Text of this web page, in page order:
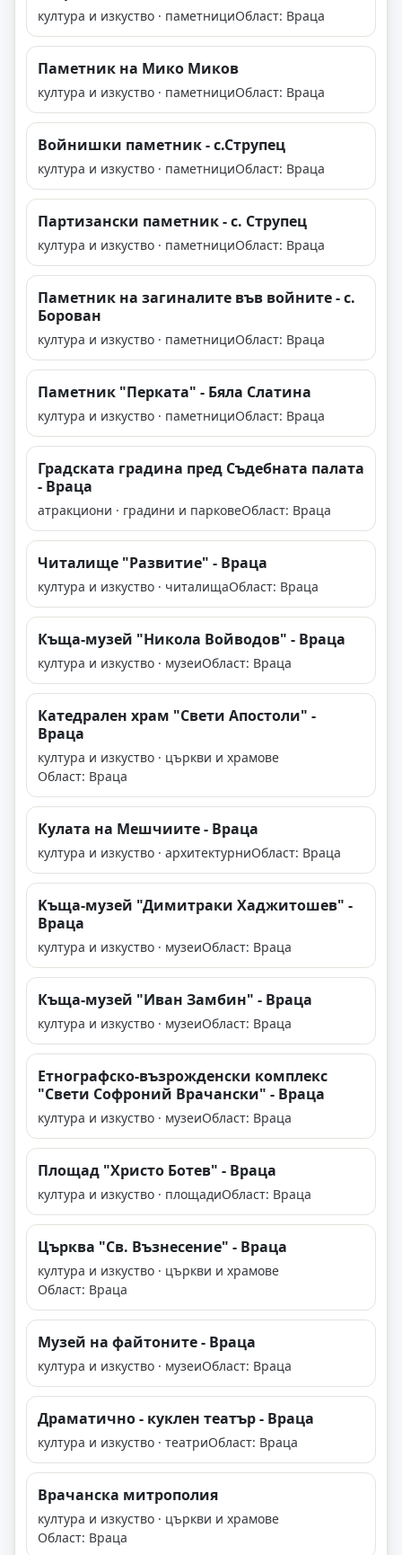
култура и изкуство · паметнициОбласт: Враца
Паметник на Мико Миков
култура и изкуство · паметнициОбласт: Враца
Войнишки паметник - с.Струпец
култура и изкуство · паметнициОбласт: Враца
Партизански паметник - с. Струпец
култура и изкуство · паметнициОбласт: Враца
Паметник на загиналите във войните - с.
Борован
култура и изкуство · паметнициОбласт: Враца
Паметник "Перката" - Бяла Слатина
култура и изкуство · паметнициОбласт: Враца
Градската градина пред Съдебната палата
- Враца
атракциони · градини и парковеОбласт: Враца
Читалище "Развитие" - Враца
култура и изкуство · читалищаОбласт: Враца
Къща-музей "Никола Войводов" - Враца
култура и изкуство · музеиОбласт: Враца
Катедрален храм "Свети Апостоли" -
Враца
култура и изкуство · църкви и храмове
Област: Враца
Кулата на Мешчиите - Враца
култура и изкуство · архитектурниОбласт: Враца
Kъща-музей "Димитраки Хаджитошев" -
Враца
култура и изкуство · музеиОбласт: Враца
Къща-музей "Иван Замбин" - Враца
култура и изкуство · музеиОбласт: Враца
Етнографско-възрожденски комплекс
"Свети Софроний Врачански" - Враца
култура и изкуство · музеиОбласт: Враца
Площад "Христо Ботев" - Враца
култура и изкуство · площадиОбласт: Враца
Църква "Св. Възнесение" - Враца
култура и изкуство · църкви и храмове
Област: Враца
Музей на файтоните - Враца
култура и изкуство · музеиОбласт: Враца
Драматично - куклен театър - Враца
култура и изкуство · театриОбласт: Враца
Врачанска митрополия
култура и изкуство · църкви и храмове
Област: Враца